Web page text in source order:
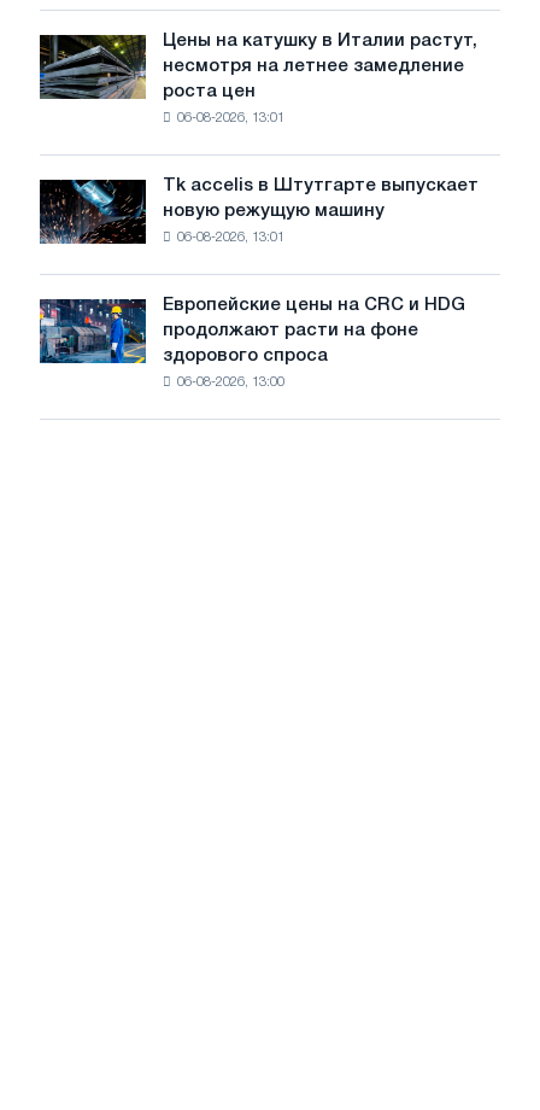
года
советской
авиации
в
Великой
Отечественной
войны
Цены
на
катушку
несмотря
на
летнее
замедление
роста
цен
Цены на катушку в Италии растут,
несмотря на летнее замедление
роста цен
06-08-2026, 13:01
Tk
accelis
в
новую
режущую
машину
Tk accelis в Штутгарте выпускает
новую режущую машину
06-08-2026, 13:01
Европейские
цены
на
Европейские цены на CRC и HDG
продолжают расти на фоне
здорового спроса
06-08-2026, 13:00